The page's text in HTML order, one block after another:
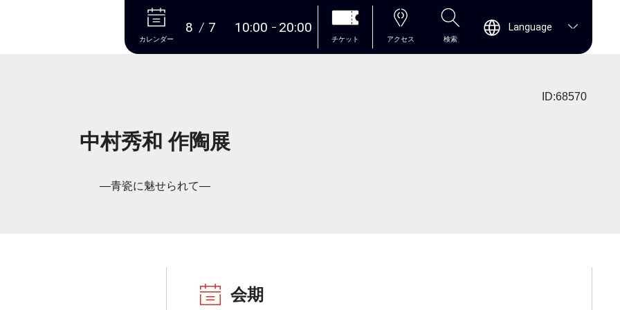
本文へ
カレンダー
8 7 10:00 20:00
チケット アクセス 検索
Language
ID:68570
中村秀和 作陶展
―青瓷に魅せられて―
会期